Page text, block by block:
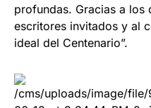
profundas. Gracias a los
escritores invitados y al
ideal del Centenario”.